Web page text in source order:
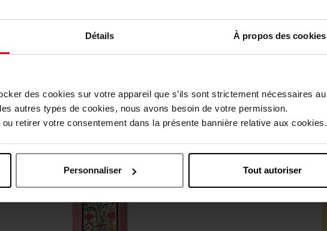
Détails À propos des cookies
des cookies sur votre appareil que s’ils sont strictement nécessaires au
autres types de cookies, nous avons besoin de votre permission.
retirer votre consentement dans la présente bannière relative aux cookies.
Personnaliser Tout autoriser
Nog iets vergeten ?